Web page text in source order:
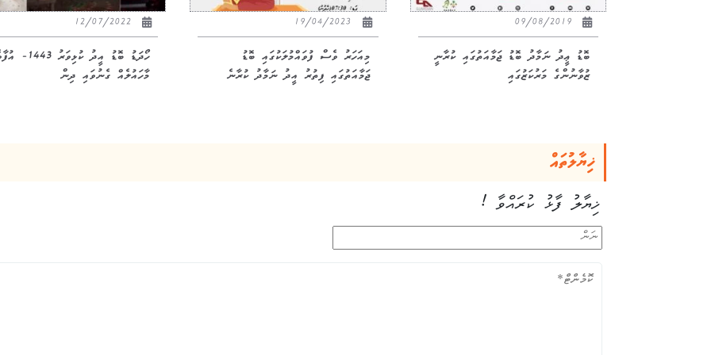
09/08/2019
ބޮޑު ޢީދު ނަމާދު ބޮޑު ޖަމާއަތުގައި ކުރާނީ
ޒުވާނުންގެ މަރުކަޒުގައި
މިއަހަރު ވެސް ފުވައްމުލަކުގައި ބޮޑު
ޖަމާއަތުގައި ފިތުރު އީދު ނަމާދު ކުރާނެ
12/07/2022
ހޯދަޑު ބޮޑު އީދު ކުޅިވަރު
މާހައުލެއް ގެނުވައި ދިން
ޚިޔާލުތައް
ޚިޔާލު ފާޅު ކުރައްވާ !